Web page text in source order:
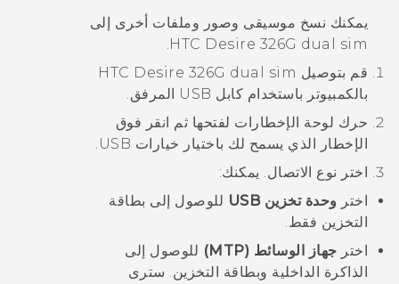
الدعم
يمكنك نسخ موسيقى وصور وملفات أخرى إلى
HTC Desire 326G dual sim
.
قم بتوصيل HTC Desire 326G dual sim
بالكمبيوتر باستخدام كابل USB المرفق.
حرك لوحة الإخطارات لفتحها ثم انقر فوق
الإخطار الذي يسمح لك باختيار خيارات USB.
اختر نوع الاتصال. يمكنك:
اختر وحدة تخزين USB
للوصول إلى بطاقة
التخزين فقط.
اختر جهاز الوسائط (MTP)
للوصول إلى
الذاكرة الداخلية وبطاقة التخزين. سترى